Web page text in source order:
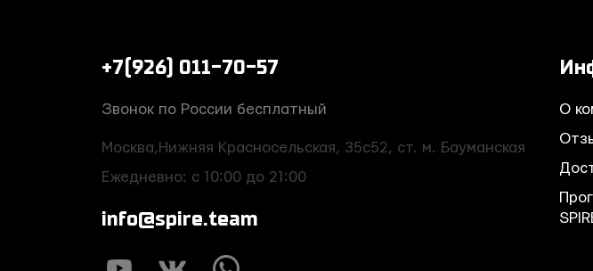
+7(926) 011-70-57
Звонок по России бесплатный
Москва,Нижняя Красносельская, 35с52, ст. м. Бауманская
Ежедневно: с 10:00 до 21:00
info@spire.team
О